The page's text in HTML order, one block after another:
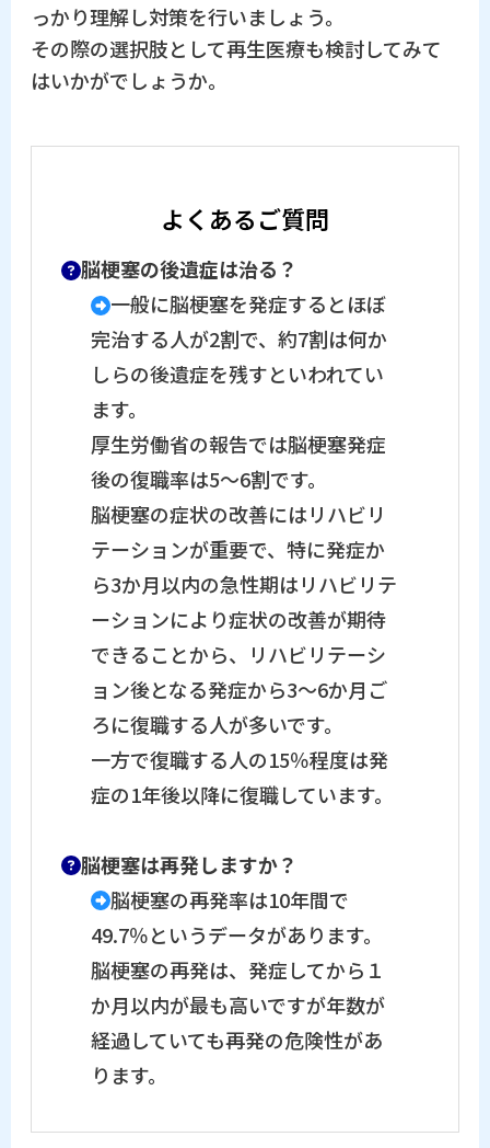
っかり理解し対策を行いましょう。
その際の選択肢として再生医療も検討してみて
はいかがでしょうか。
よくあるご質問
脳梗塞の後遺症は治る？
一般に脳梗塞を発症するとほぼ
完治する人が2割で、約7割は何か
しらの後遺症を残すといわれてい
ます。
厚生労働省の報告では脳梗塞発症
後の復職率は5～6割です。
脳梗塞の症状の改善にはリハビリ
テーションが重要で、特に発症か
ら3か月以内の急性期はリハビリテ
ーションにより症状の改善が期待
できることから、リハビリテーシ
ョン後となる発症から3～6か月ご
ろに復職する人が多いです。
一方で復職する人の15％程度は発
症の1年後以降に復職しています。
脳梗塞は再発しますか？
脳梗塞の再発率は10年間で
49.7％というデータがあります。
脳梗塞の再発は、発症してから１
か月以内が最も高いですが年数が
経過していても再発の危険性があ
ります。